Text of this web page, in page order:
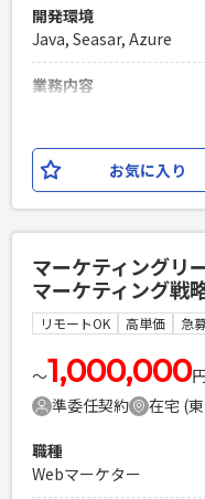
開発環境
Java, Seasar, Azure
業務内容
ットフォームの運用開
ニアのPGとしてご参画
開発もご担当いただき
・JavaによるWebアプ
設計以降を1人称で対応
フロントエンドの開発
開発経験 ・お人柄とし
ョン能力の高い方
PHPを用いたWebサ
Laravelを用いた開発
エンジニア複数人の
お気に入り
マーケティングリ
マーケティング戦
リモートOK 高単価 急
〜1,000,000
準委任契約
在宅 (
職種
Webマーケター